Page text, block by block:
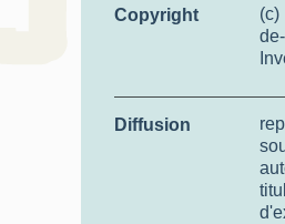
Copyright
(c)
Diffusion